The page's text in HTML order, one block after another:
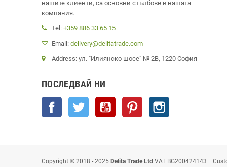
нашите клиенти, са основни стълбове в нашата
компания.
Tel: +359 886 33 65 15
Email: delivery@delitatrade.com
Address: ул. "Илиянско шосе" № 2В, 1220 София
ПОСЛЕДВАЙ НИ
Facebook Twitter YouTube Pinterest
Copyright © 2018 - 2025 Delita Trade Ltd VAT BG200424143 |